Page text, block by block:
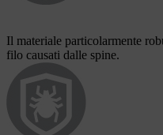
Il materiale particolarmente
filo causati dalle spine.